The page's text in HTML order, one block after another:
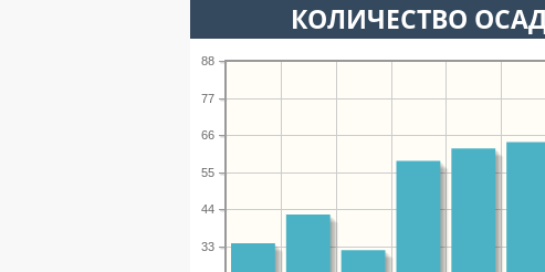
КОЛИЧЕСТВО
33
44
55
66
77
88